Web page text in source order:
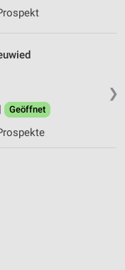
❯
Geöffnet